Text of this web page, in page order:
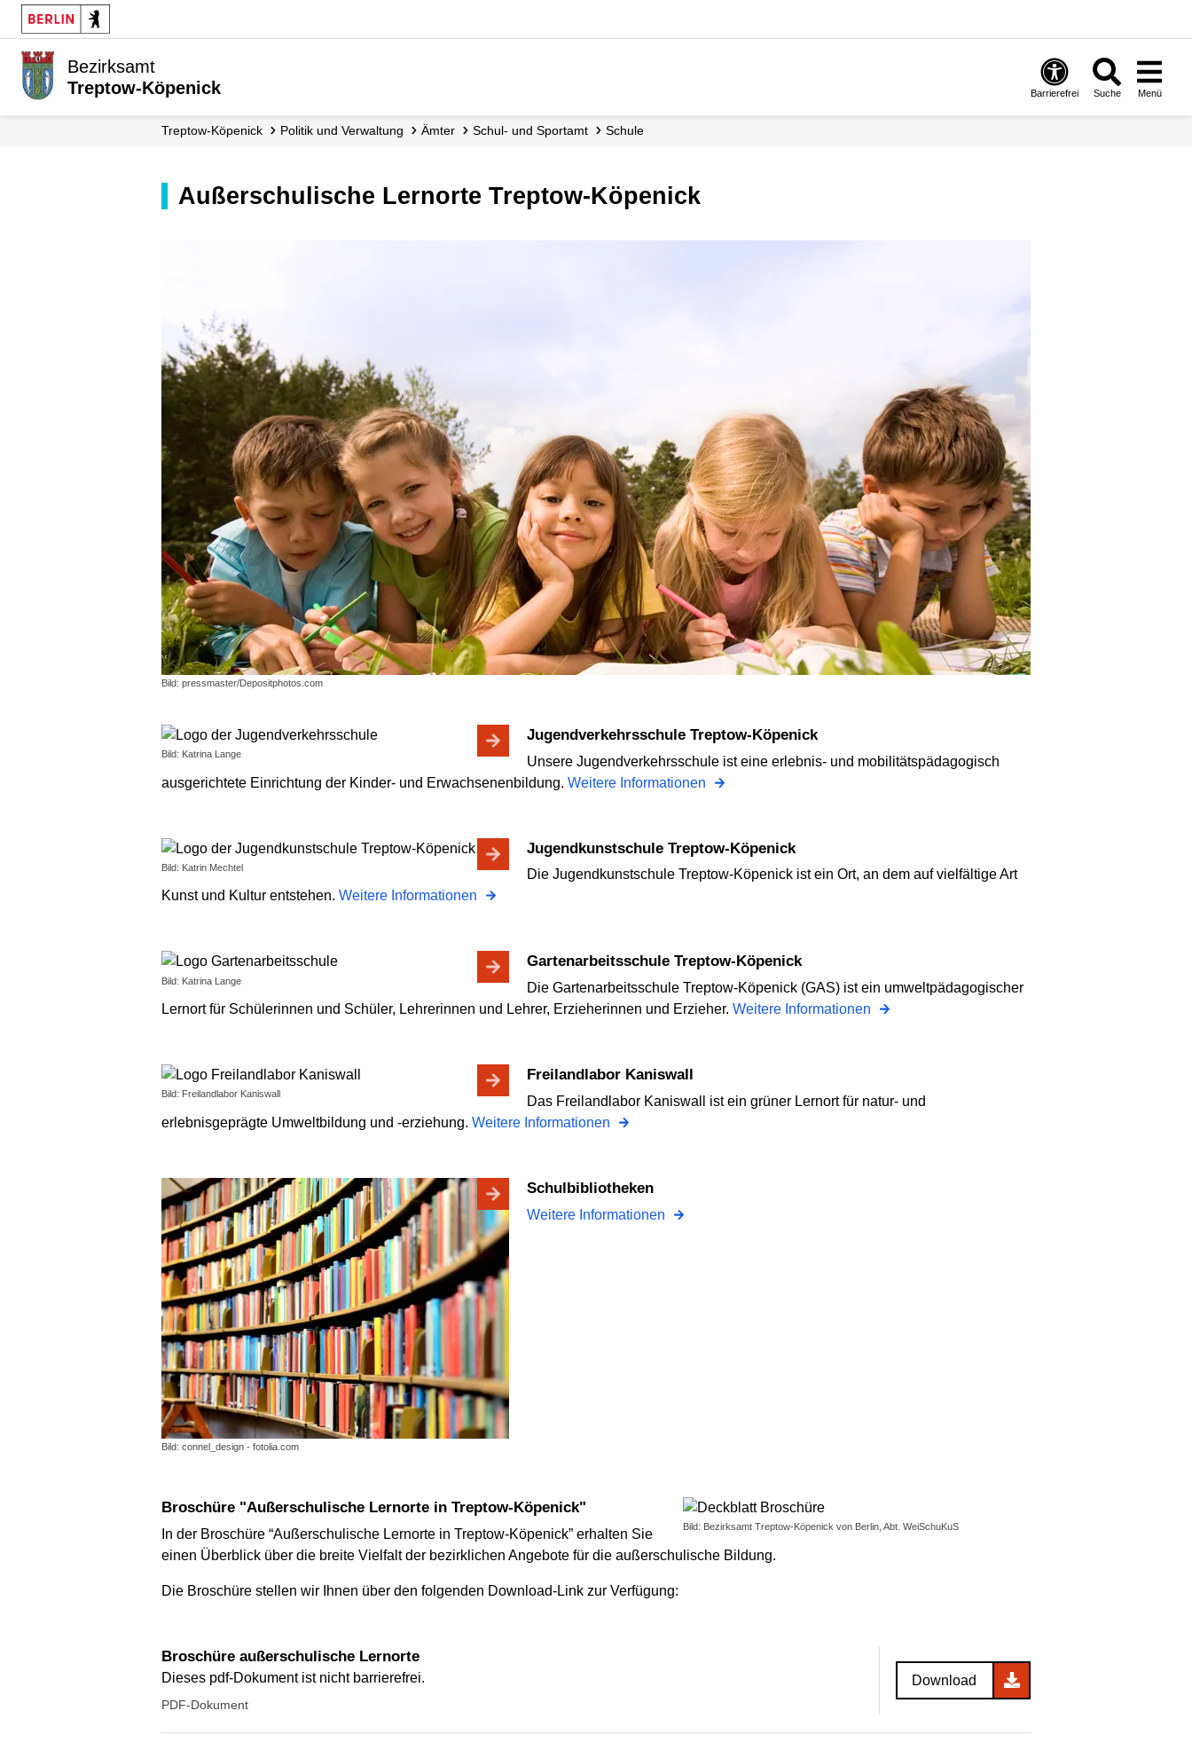
Bezirksamt
Treptow-Köpenick
Barrierefrei Suche Menü
Treptow-Köpenick Politik und Verwaltung Ämter Schul- und Sportamt Schule
Außerschulische Lernorte Treptow-Köpenick
Bild: pressmaster/Depositphotos.com
Bild: Katrina Lange
Jugendverkehrsschule Treptow-Köpenick
Unsere Jugendverkehrsschule ist eine erlebnis- und mobilitätspädagogisch
ausgerichtete Einrichtung der Kinder- und Erwachsenenbildung. Weitere Informationen
Bild: Katrin Mechtel
Jugendkunstschule Treptow-Köpenick
Die Jugendkunstschule Treptow-Köpenick ist ein Ort, an dem auf vielfältige Art
Kunst und Kultur entstehen. Weitere Informationen
Bild: Katrina Lange
Gartenarbeitsschule Treptow-Köpenick
Die Gartenarbeitsschule Treptow-Köpenick (GAS) ist ein umweltpädagogischer
Lernort für Schülerinnen und Schüler, Lehrerinnen und Lehrer, Erzieherinnen und Erzieher. Weitere Informationen
Bild: Freilandlabor Kaniswall
Freilandlabor Kaniswall
Das Freilandlabor Kaniswall ist ein grüner Lernort für natur- und
erlebnisgeprägte Umweltbildung und -erziehung. Weitere Informationen
Bild: connel_design - fotolia.com
Schulbibliotheken
Weitere Informationen
Bild: Bezirksamt Treptow-Köpenick von Berlin, Abt. WeiSchuKuS
Broschüre "Außerschulische Lernorte in Treptow-Köpenick"
In der Broschüre “Außerschulische Lernorte in Treptow-Köpenick” erhalten Sie
einen Überblick über die breite Vielfalt der bezirklichen Angebote für die außerschulische Bildung.
Die Broschüre stellen wir Ihnen über den folgenden Download-Link zur Verfügung:
Broschüre außerschulische Lernorte
Dieses pdf-Dokument ist nicht barrierefrei.
PDF-Dokument
Download